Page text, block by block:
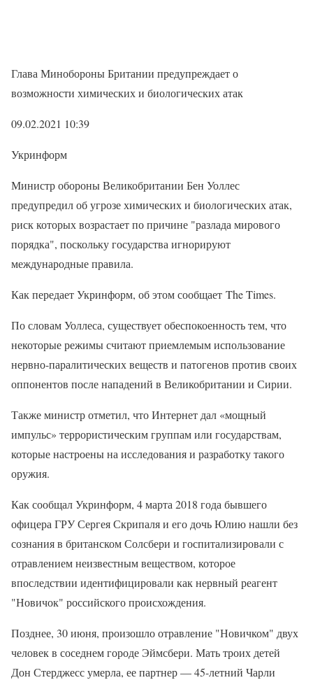
Глава Минобороны Британии предупреждает о
возможности химических и биологических атак
09.02.2021 10:39
Укринформ
Министр обороны Великобритании Бен Уоллес
предупредил об угрозе химических и биологических атак,
риск которых возрастает по причине "разлада мирового
порядка", поскольку государства игнорируют
международные правила.
Как передает Укринформ, об этом сообщает The Times.
По словам Уоллеса, существует обеспокоенность тем, что
некоторые режимы считают приемлемым использование
нервно-паралитических веществ и патогенов против своих
оппонентов после нападений в Великобритании и Сирии.
Также министр отметил, что Интернет дал «мощный
импульс» террористическим группам или государствам,
которые настроены на исследования и разработку такого
оружия.
Как сообщал Укринформ, 4 марта 2018 года бывшего
офицера ГРУ Сергея Скрипаля и его дочь Юлию нашли без
сознания в британском Солсбери и госпитализировали с
отравлением неизвестным веществом, которое
впоследствии идентифицировали как нервный реагент
"Новичок" российского происхождения.
Позднее, 30 июня, произошло отравление "Новичком" двух
человек в соседнем городе Эймсбери. Мать троих детей
Дон Стерджесс умерла, ее партнер — 45-летний Чарли